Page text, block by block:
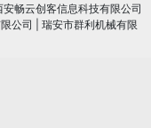
安畅云创客信息科技有限公司
公司
瑞安市群利机械有限